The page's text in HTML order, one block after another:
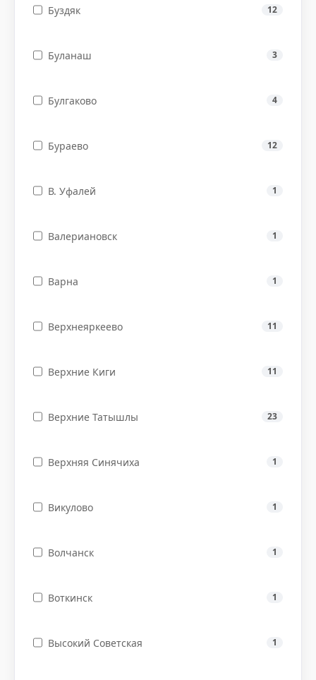
Буздяк 12
Буланаш 3
Булгаково 4
Бураево 12
В. Уфалей 1
Валериановск 1
Варна 1
Верхнеяркеево 11
Верхние Киги 11
Верхние Татышлы 23
Верхняя Синячиха 1
Викулово 1
Волчанск 1
Воткинск 1
Высокий Советская 1